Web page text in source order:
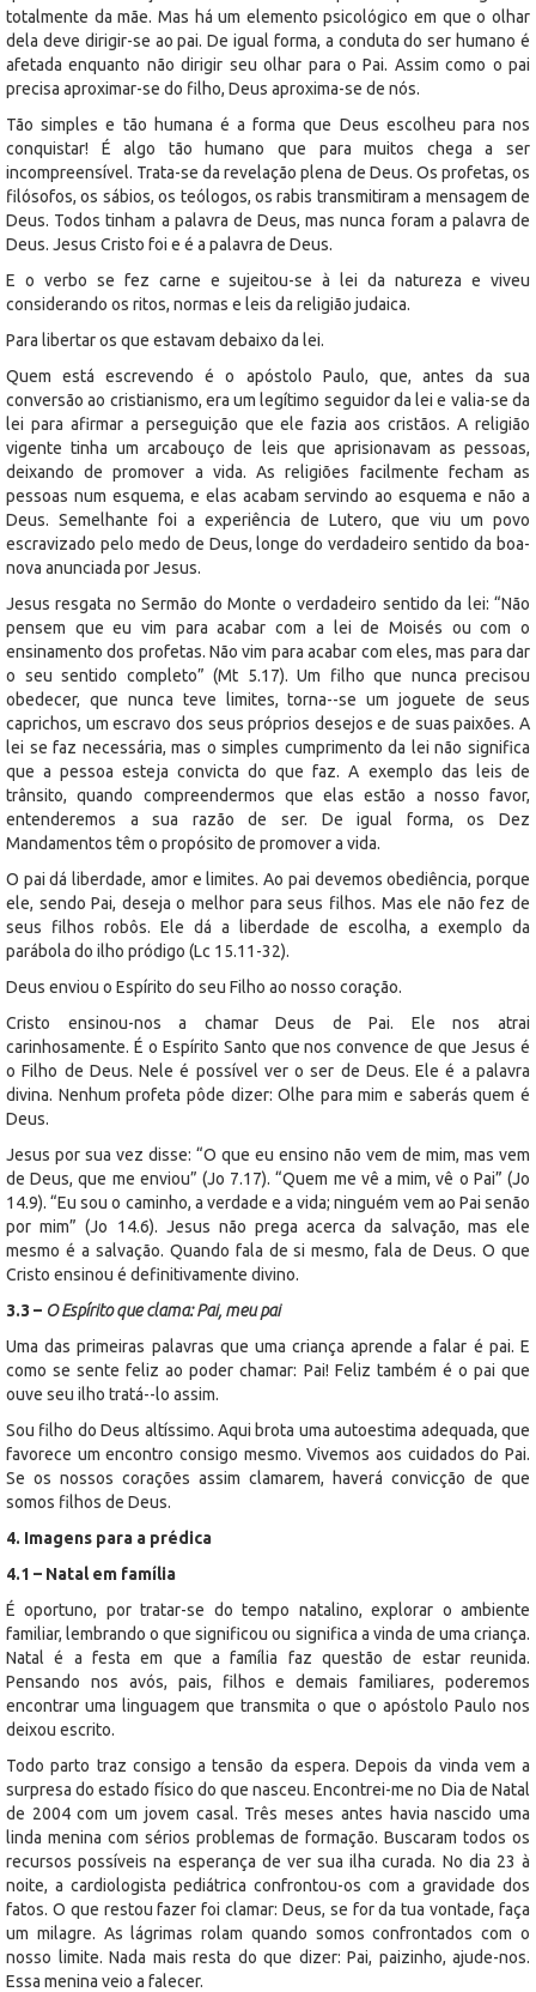
totalmente da mãe. Mas há um elemento psicológico em que o olhar
dela deve dirigir-se ao pai. De igual forma, a conduta do ser humano é
afetada enquanto não dirigir seu olhar para o Pai. Assim como o pai
precisa aproximar-se do filho, Deus aproxima-se de nós.
Tão simples e tão humana é a forma que Deus escolheu para nos
conquistar! É algo tão humano que para muitos chega a ser
incompreensível. Trata-se da revelação plena de Deus. Os profetas, os
filósofos, os sábios, os teólogos, os rabis transmitiram a mensagem de
Deus. Todos tinham a palavra de Deus, mas nunca foram a palavra de
Deus. Jesus Cristo foi e é a palavra de Deus.
E o verbo se fez carne e sujeitou-se à lei da natureza e viveu
considerando os ritos, normas e leis da religião judaica.
Para libertar os que estavam debaixo da lei.
Quem está escrevendo é o apóstolo Paulo, que, antes da sua
conversão ao cristianismo, era um legítimo seguidor da lei e valia-se da
lei para afirmar a perseguição que ele fazia aos cristãos. A religião
vigente tinha um arcabouço de leis que aprisionavam as pessoas,
deixando de promover a vida. As religiões facilmente fecham as
pessoas num esquema, e elas acabam servindo ao esquema e não a
Deus. Semelhante foi a experiência de Lutero, que viu um povo
escravizado pelo medo de Deus, longe do verdadeiro sentido da boa-
nova anunciada por Jesus.
Jesus resgata no Sermão do Monte o verdadeiro sentido da lei: “Não
pensem que eu vim para acabar com a lei de Moisés ou com o
ensinamento dos profetas. Não vim para acabar com eles, mas para dar
o seu sentido completo” (Mt 5.17). Um filho que nunca precisou
obedecer, que nunca teve limites, torna--se um joguete de seus
caprichos, um escravo dos seus próprios desejos e de suas paixões. A
lei se faz necessária, mas o simples cumprimento da lei não significa
que a pessoa esteja convicta do que faz. A exemplo das leis de
trânsito, quando compreendermos que elas estão a nosso favor,
entenderemos a sua razão de ser. De igual forma, os Dez
Mandamentos têm o propósito de promover a vida.
O pai dá liberdade, amor e limites. Ao pai devemos obediência, porque
ele, sendo Pai, deseja o melhor para seus filhos. Mas ele não fez de
seus filhos robôs. Ele dá a liberdade de escolha, a exemplo da
parábola do ilho pródigo (Lc 15.11-32).
Deus enviou o Espírito do seu Filho ao nosso coração.
Cristo ensinou-nos a chamar Deus de Pai. Ele nos atrai
carinhosamente. É o Espírito Santo que nos convence de que Jesus é
o Filho de Deus. Nele é possível ver o ser de Deus. Ele é a palavra
divina. Nenhum profeta pôde dizer: Olhe para mim e saberás quem é
Deus.
Jesus por sua vez disse: “O que eu ensino não vem de mim, mas vem
de Deus, que me enviou” (Jo 7.17). “Quem me vê a mim, vê o Pai” (Jo
14.9). “Eu sou o caminho, a verdade e a vida; ninguém vem ao Pai senão
por mim” (Jo 14.6). Jesus não prega acerca da salvação, mas ele
mesmo é a salvação. Quando fala de si mesmo, fala de Deus. O que
Cristo ensinou é definitivamente divino.
3.3 – O Espírito que clama: Pai, meu pai
Uma das primeiras palavras que uma criança aprende a falar é pai. E
como se sente feliz ao poder chamar: Pai! Feliz também é o pai que
ouve seu ilho tratá--lo assim.
Sou filho do Deus altíssimo. Aqui brota uma autoestima adequada, que
favorece um encontro consigo mesmo. Vivemos aos cuidados do Pai.
Se os nossos corações assim clamarem, haverá convicção de que
somos filhos de Deus.
4. Imagens para a prédica
4.1 – Natal em família
É oportuno, por tratar-se do tempo natalino, explorar o ambiente
familiar, lembrando o que significou ou significa a vinda de uma criança.
Natal é a festa em que a família faz questão de estar reunida.
Pensando nos avós, pais, filhos e demais familiares, poderemos
encontrar uma linguagem que transmita o que o apóstolo Paulo nos
deixou escrito.
Todo parto traz consigo a tensão da espera. Depois da vinda vem a
surpresa do estado físico do que nasceu. Encontrei-me no Dia de Natal
de 2004 com um jovem casal. Três meses antes havia nascido uma
linda menina com sérios problemas de formação. Buscaram todos os
recursos possíveis na esperança de ver sua ilha curada. No dia 23 à
noite, a cardiologista pediátrica confrontou-os com a gravidade dos
fatos. O que restou fazer foi clamar: Deus, se for da tua vontade, faça
um milagre. As lágrimas rolam quando somos confrontados com o
nosso limite. Nada mais resta do que dizer: Pai, paizinho, ajude-nos.
Essa menina veio a falecer.